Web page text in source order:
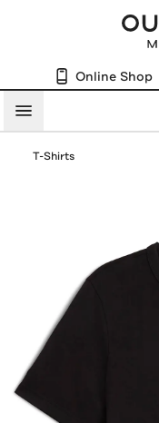
Online Shop
Menü
T-Shirts